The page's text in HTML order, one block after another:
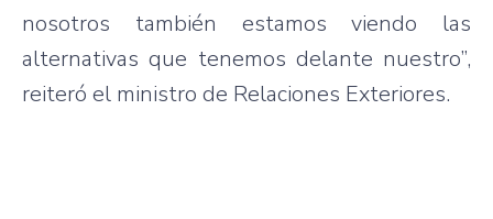
nosotros también estamos viendo las
alternativas que tenemos delante nuestro”,
reiteró el ministro de Relaciones Exteriores.